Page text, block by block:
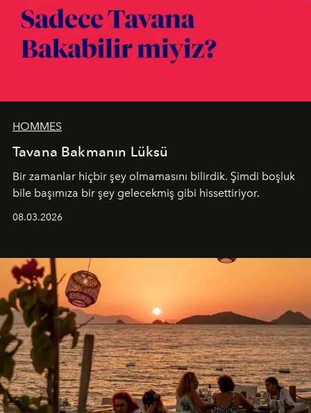
HOMMES
Tavana Bakmanın Lüksü
Bir zamanlar hiçbir şey olmamasını bilirdik. Şimdi boşluk
bile başımıza bir şey gelecekmiş gibi hissettiriyor.
08.03.2026